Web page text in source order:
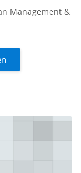
Management &